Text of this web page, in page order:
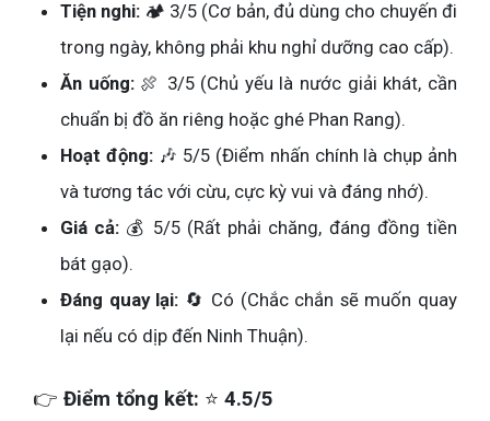
Tiện nghi: 🏕️ 3/5 (Cơ bản, đủ dùng cho chuyến đi
trong ngày, không phải khu nghỉ dưỡng cao cấp).
Ăn uống:🍖 3/5 (Chủ yếu là nước giải khát, cần
chuẩn bị đồ ăn riêng hoặc ghé Phan Rang).
Hoạt động:🎶 5/5 (Điểm nhấn chính là chụp ảnh
và tương tác với cừu, cực kỳ vui và đáng nhớ).
Giá cả: 💰 5/5 (Rất phải chăng, đáng đồng tiền
bát gạo).
Đáng quay lại: 🔄 Có (Chắc chắn sẽ muốn quay
lại nếu có dịp đến Ninh Thuận).
👉 Điểm tổng kết: ⭐ 4.5/5